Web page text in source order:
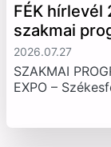
FÉK hírlevél
szakmai
2026.07.27
SZAKMAI
EXPO –